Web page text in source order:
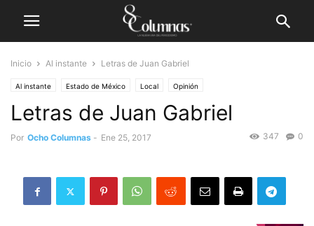
Inicio Al instante Letras de Juan Gabriel
Al instante Estado de México Local Opinión
Letras de Juan Gabriel
Por Ocho Columnas - Ene 25, 2017 0
347